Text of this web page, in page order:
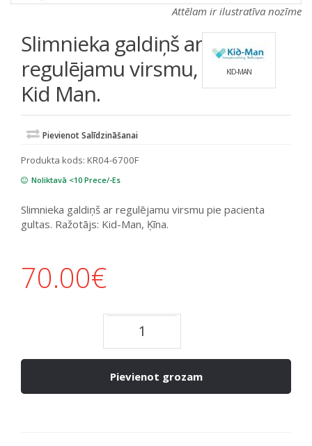
Attēlam ir ilustratīva nozīme
Slimnieka galdiņš ar
regulējamu virsmu,
Kid Man.
KID-MAN
Pievienot Salīdzināšanai
Produkta kods: KR04-6700F
Noliktavā <10 Prece/-Es
Slimnieka galdiņš ar regulējamu virsmu pie pacienta
gultas. Ražotājs: Kid-Man, Ķīna.
70.00€
Pievienot grozam